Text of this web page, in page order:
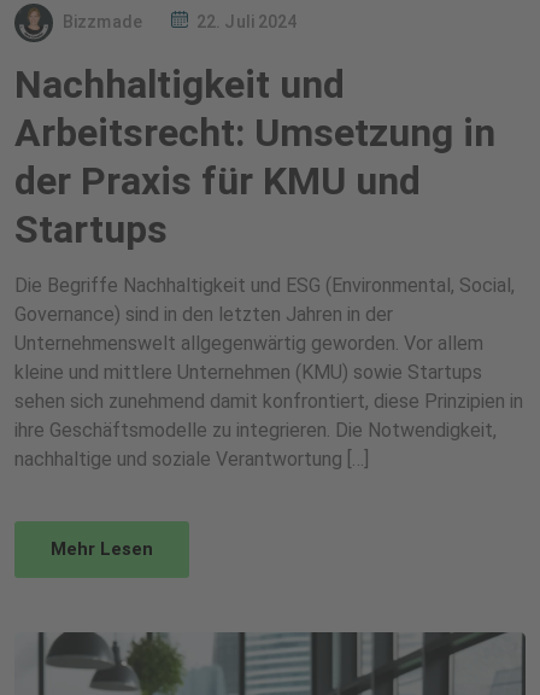
Bizzmade 22. Juli 2024
Nachhaltigkeit und
Arbeitsrecht: Umsetzung in
der Praxis für KMU und
Startups
Die Begriffe Nachhaltigkeit und ESG (Environmental, Social,
Governance) sind in den letzten Jahren in der
Unternehmenswelt allgegenwärtig geworden. Vor allem
kleine und mittlere Unternehmen (KMU) sowie Startups
sehen sich zunehmend damit konfrontiert, diese Prinzipien in
ihre Geschäftsmodelle zu integrieren. Die Notwendigkeit,
nachhaltige und soziale Verantwortung […]
Mehr Lesen